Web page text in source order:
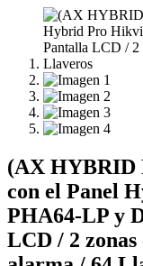
(AX HYBRID
con el Panel
PHA64-LP y
LCD / 2 zonas